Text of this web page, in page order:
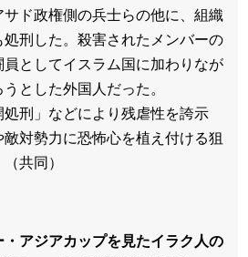
ド政権側の兵士らの他に、組織
刑した。殺害されたメンバーの
としてイスラム国に加わりなが
とした外国人だった。
刑」などにより残虐性を誇示
対勢力に恐怖心を植え付ける狙
共同）
アジアカップを見たイラク人の